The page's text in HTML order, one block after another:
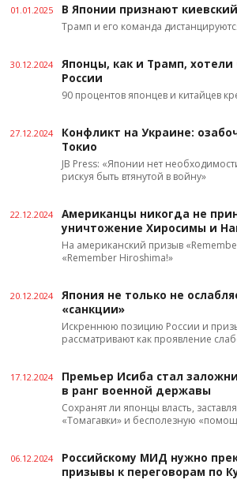
01.01.2025 В Японии признают
Трамп и его команда
30.12.2024
Японцы, как и Трамп,
России
90 процентов японцев и китайцев
27.12.2024
Конфликт на Украине:
Токио
JB Press: «Японии нет
рискуя быть втянутой в войну»
22.12.2024
Американцы никогда не
уничтожение Хиросимы и
На американский призыв
«Remember Hiroshima!»
20.12.2024
Япония не только не
«санкции»
Искреннюю позицию России и
рассматривают как проявление
17.12.2024
Премьер Исиба стал
в ранг военной державы
Сохранят ли японцы власть,
«Томагавки» и бесполезную
06.12.2024
Российскому МИД нужно
призывы к переговорам по